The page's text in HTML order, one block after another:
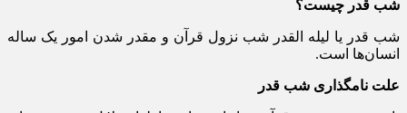
شب قدر چیست؟
شب قدر یا لیله القدر شب نزول قرآن و مقدر شدن امور یک ساله
انسان‌ها است.
علت نامگذاری شب قدر